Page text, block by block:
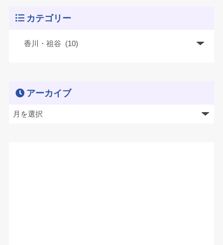
カテゴリー
アーカイブ